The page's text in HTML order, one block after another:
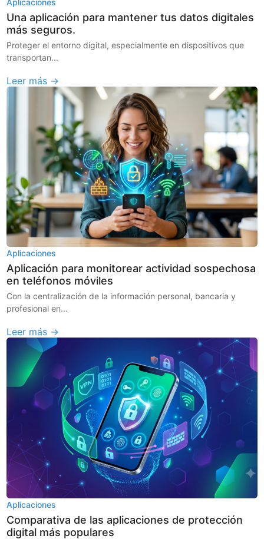
Una aplicación para mantener tus datos digitales
más seguros.
Proteger el entorno digital, especialmente en dispositivos que
transportan...
Leer más →
Aplicaciones
Aplicación para monitorear actividad sospechosa
en teléfonos móviles
Con la centralización de la información personal, bancaria y
profesional en...
Leer más →
Aplicaciones
Comparativa de las aplicaciones de protección
digital más populares